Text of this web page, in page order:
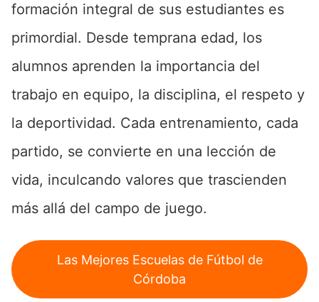
formación integral de sus estudiantes es
primordial. Desde temprana edad, los
alumnos aprenden la importancia del
trabajo en equipo, la disciplina, el respeto y
la deportividad. Cada entrenamiento, cada
partido, se convierte en una lección de
vida, inculcando valores que trascienden
más allá del campo de juego.
Las Mejores Escuelas de Fútbol de
Córdoba